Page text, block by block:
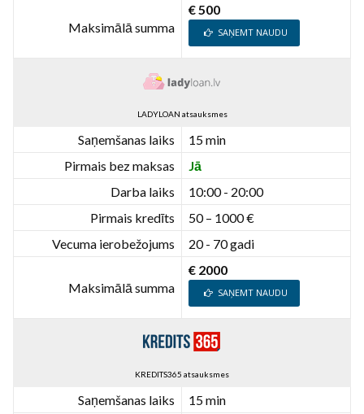
Maksimālā summa
€ 500
SAŅEMT NAUDU
LADYLOAN atsauksmes
Saņemšanas laiks
15 min
Pirmais bez maksas
Jā
Darba laiks
10:00 - 20:00
Pirmais kredīts
50 – 1000 €
Vecuma ierobežojums
20 - 70 gadi
Maksimālā summa
€ 2000
SAŅEMT NAUDU
KREDITS365 atsauksmes
Saņemšanas laiks
15 min